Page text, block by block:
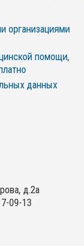
организациями
помощи,
данных
д.2а
09-13